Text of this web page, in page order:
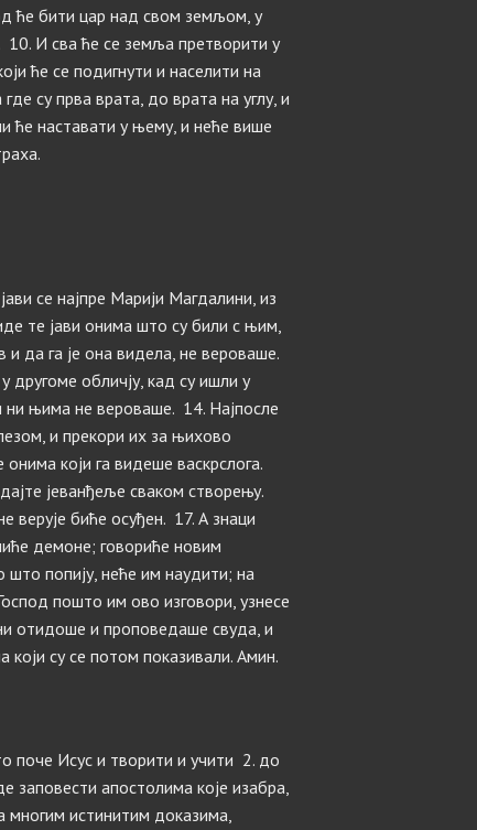
ће бити цар над свом земљом, у
10. И сва ће се земља претворити у
ће се подигнути и населити на
су прва врата, до врата на углу, и
ће наставати у њему, и неће више
се најпре Марији Магдалини, из
те јави онима што су били с њим,
да га је она видела, не вероваше.
другоме обличју, кад су ишли у
њима не вероваше. 14. Најпосле
и прекори их за њихово
који га видеше васкрслога.
јеванђеље сваком створењу.
верује биће осуђен. 17. А знаци
демоне; говориће новим
што попију, неће им наудити; на
пошто им ово изговори, узнесе
отидоше и проповедаше свуда, и
су се потом показивали. Амин.
поче Исус и творити и учити 2. до
апостолима које изабра,
многим истинитим доказима,